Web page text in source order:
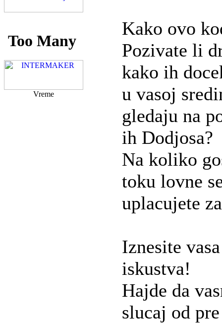
Vreme
Kako ovo
Pozivate li
kako ih
u vasoj
gledaju na
ih Dodjosa?
Na koliko
toku lovne
uplacujete
Iznesite
iskustva!
Hajde da
slucaj od